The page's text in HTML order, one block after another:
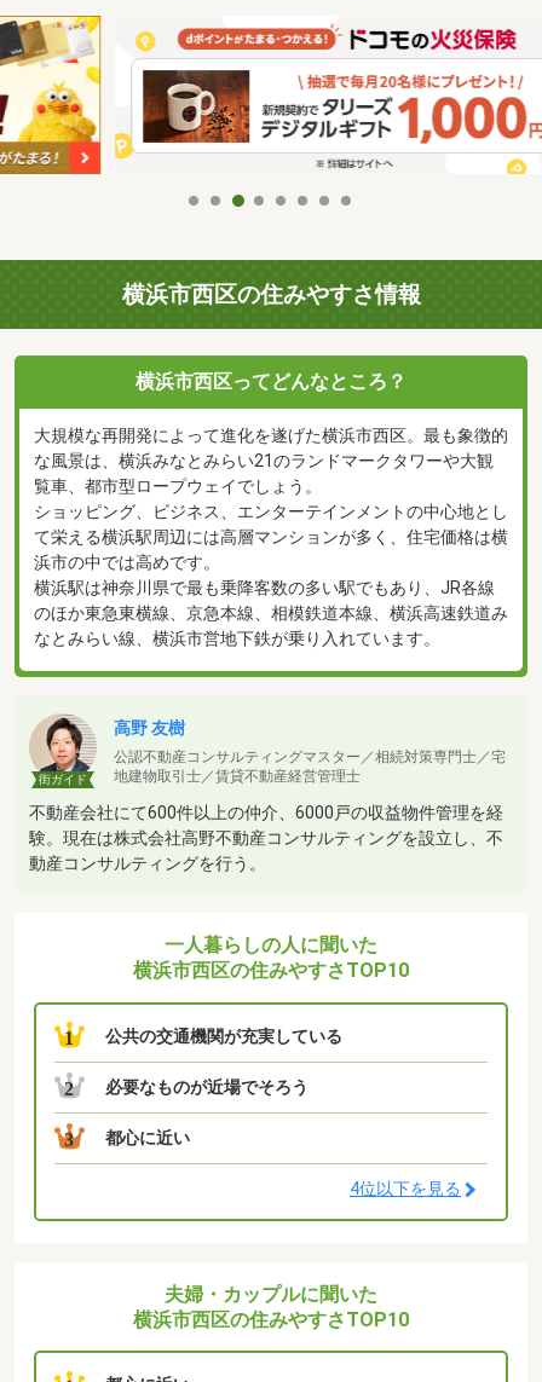
横浜市西区の住みやすさ情報
横浜市西区ってどんなところ？
大規模な再開発によって進化を遂げた横浜市西区。最も象徴的
な風景は、横浜みなとみらい21のランドマークタワーや大観
覧車、都市型ロープウェイでしょう。
ショッピング、ビジネス、エンターテインメントの中心地とし
て栄える横浜駅周辺には高層マンションが多く、住宅価格は横
浜市の中では高めです。
横浜駅は神奈川県で最も乗降客数の多い駅でもあり、JR各線
のほか東急東横線、京急本線、相模鉄道本線、横浜高速鉄道み
なとみらい線、横浜市営地下鉄が乗り入れています。
街ガイド
高野 友樹
公認不動産コンサルティングマスター／相続対策専門士／宅
地建物取引士／賃貸不動産経営管理士
不動産会社にて600件以上の仲介、6000戸の収益物件管理を経
験。現在は株式会社高野不動産コンサルティングを設立し、不
動産コンサルティングを行う。
一人暮らしの人に聞いた
横浜市西区の住みやすさTOP10
1 公共の交通機関が充実している
2 必要なものが近場でそろう
3 都心に近い
4位以下を見る
夫婦・カップルに聞いた
横浜市西区の住みやすさTOP10